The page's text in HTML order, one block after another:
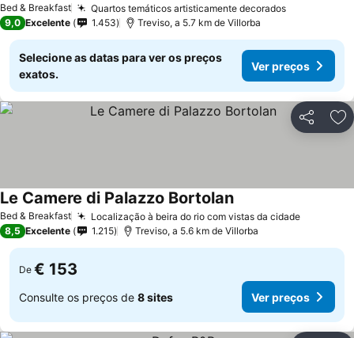
Bed & Breakfast Quartos temáticos artisticamente decoradosVer preços
9,0 Excelente 1.453 Treviso, a 5.7 km de Villorba
Selecione as datas para ver os preços
exatos.
Ver preços
Partilhar
Bed & Breakfast Localização à beira do rio com vistas da cidadeVer
Le Camere di Palazzo BortolanVer preços
8,5 Excelente 1.215 Treviso, a 5.6 km de Villorba
De € 153
Consulte os preços de 8 sites Ver preços